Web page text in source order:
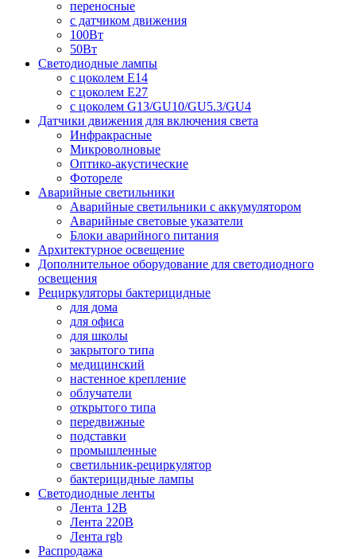
переносные
с датчиком движения
100Вт
50Вт
Светодиодные лампы
с цоколем E14
с цоколем E27
с цоколем G13/GU10/GU5.3/GU4
Датчики движения для включения света
Инфракрасные
Микроволновые
Оптико-акустические
Фотореле
Аварийные светильники
Аварийные светильники с аккумулятором
Аварийные световые указатели
Блоки аварийного питания
Архитектурное освещение
Дополнительное оборудование для светодиодного
освещения
Рециркуляторы бактерицидные
для дома
для офиса
для школы
закрытого типа
медицинский
настенное крепление
облучатели
открытого типа
передвижные
подставки
промышленные
светильник-рециркулятор
бактерицидные лампы
Светодиодные ленты
Лента 12В
Лента 220В
Лента rgb
Распродажа